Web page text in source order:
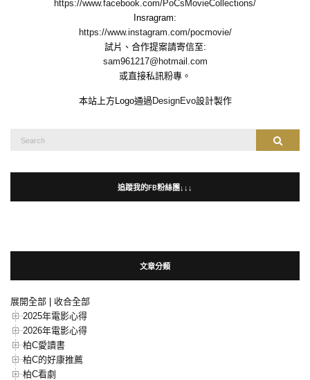
https://www.facebook.com/PoCsMovieCollections/
Insragram:
https://www.instagram.com/pocmovie/
試片、合作提案請寄信至:
sam961217@hotmail.com
或直接私訊粉專。
本站上方Logo通過 DesignEvo設計製作
Search
追蹤我的FB粉絲團↓↓↓
文章分類
展開全部
收合全部
2025年電影心得
2026年電影心得
柏C愛讀書
柏C的好康推薦
柏C看劇